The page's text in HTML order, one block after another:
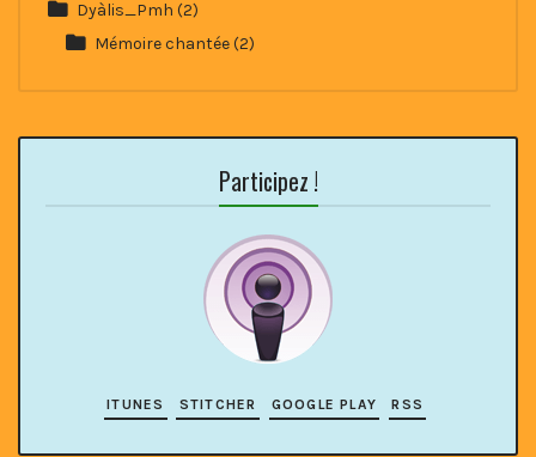
Dyàlis_Pmh (2)
Mémoire chantée(2)
Participez !
ITUNES STITCHER GOOGLE PLAY RSS